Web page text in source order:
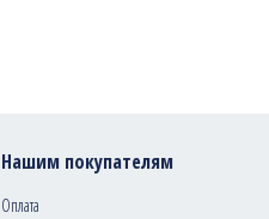
Нашим покупателям
Оплата